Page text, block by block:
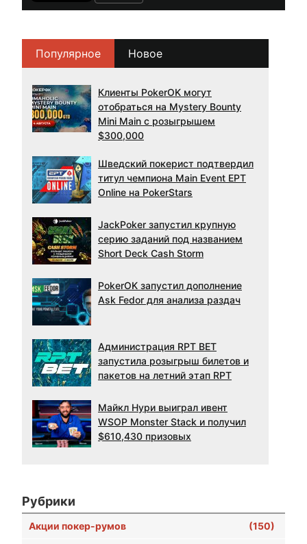
Популярное Новое
Клиенты PokerOK могут
отобраться на Mystery Bounty
Mini Main с розыгрышем
$300,000
Шведский покерист подтвердил
титул чемпиона Main Event EPT
Online на PokerStars
JackPoker запустил крупную
серию заданий под названием
Short Deck Cash Storm
PokerOK запустил дополнение
Ask Fedor для анализа раздач
Администрация RPT BET
запустила розыгрыш билетов и
пакетов на летний этап RPT
Майкл Нури выиграл ивент
WSOP Monster Stack и получил
$610,430 призовых
Рубрики
Акции покер-румов (150)